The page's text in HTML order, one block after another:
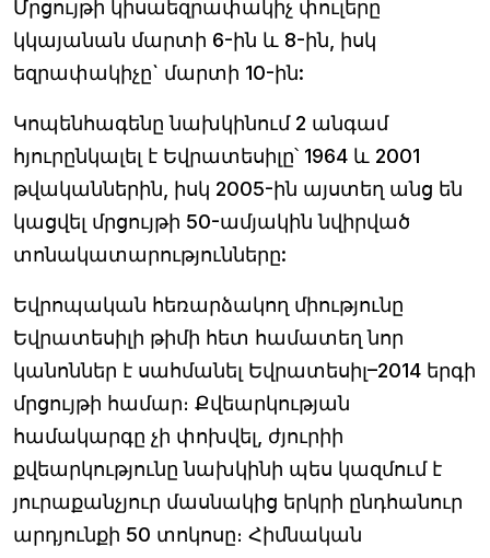
Մրցույթի կիսաեզրափակիչ փուլերը
կկայանան մարտի 6-ին և 8-ին, իսկ
եզրափակիչը` մարտի 10-ին:
Կոպենհագենը նախկինում 2 անգամ
հյուրընկալել է Եվրատեսիլը՝ 1964 և 2001
թվականներին, իսկ 2005-ին այստեղ անց են
կացվել մրցույթի 50-ամյակին նվիրված
տոնակատարությունները:
Եվրոպական հեռարձակող միությունը
Եվրատեսիլի թիմի հետ համատեղ նոր
կանոններ է սահմանել Եվրատեսիլ–2014 երգի
մրցույթի համար։ Քվեարկության
համակարգը չի փոխվել, ժյուրիի
քվեարկությունը նախկինի պես կազմում է
յուրաքանչյուր մասնակից երկրի ընդհանուր
արդյունքի 50 տոկոսը։ Հիմնական